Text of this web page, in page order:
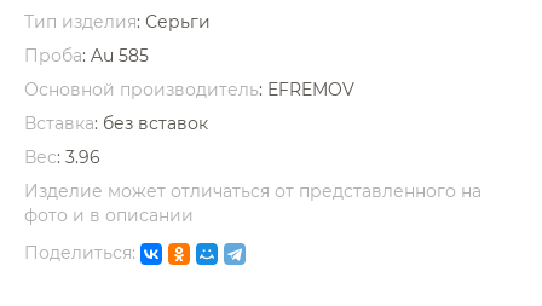
Тип изделия: Серьги
Проба: Au 585
Основной производитель: EFREMOV
Вставка: без вставок
Вес: 3.96
Изделие может отличаться от представленного на
фото и в описании
Поделиться:
раз в 2 недели